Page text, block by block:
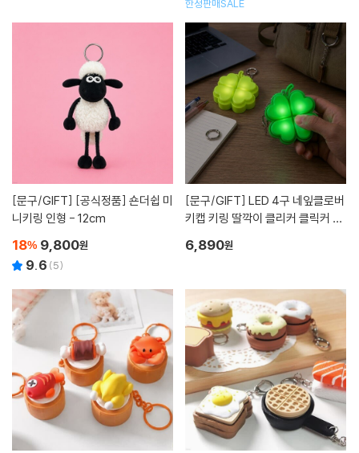
한정판매SALE
[문구/GIFT]
니키링 인형 - 12cm
18% 9,800원
9.6 (5)
[문구/GIFT]
키캡 키링 딸깍이 클리커 클릭커 청
6,890원